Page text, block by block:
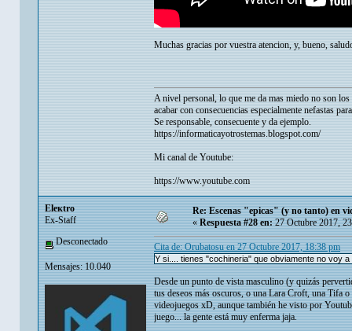
Muchas gracias por vuestra atencion, y, bueno,
A nivel personal, lo que me da mas miedo no son
acabar con consecuencias especialmente nefastas
Se responsable, consecuente y da ejemplo.
https://informaticayotrostemas.blogspot.com/
Mi canal de Youtube:
https://www.youtube.com
Eleкtro
Ex-Staff
Desconectado
Mensajes: 10.040
Re: Escenas "epicas" (y no tanto) en
«Respuesta #28 en:27 Octubre 2017,
Cita de: Orubatosu en 27 Octubre 2017, 18:38 pm
Y si.... tienes "cochineria" que obviamente no voy a
Desde un punto de vista masculino (y quizás
tus deseos más oscuros, o una Lara Croft, una Tifa
videojuegos xD, aunque también he visto por
juego... la gente está muy enferma jaja.